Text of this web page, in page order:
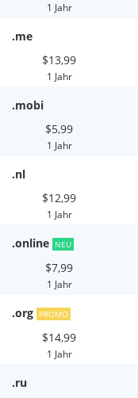
1 Jahr
.me
$13,99
1 Jahr
.mobi
$5,99
1 Jahr
.nl
$12,99
1 Jahr
.online NEU
$7,99
1 Jahr
.org PROMO
$14,99
1 Jahr
.ru